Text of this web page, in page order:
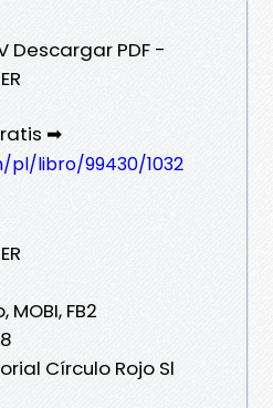
Descargar PDF -
➡
libro/99430/1032
FB2
Círculo Rojo Sl